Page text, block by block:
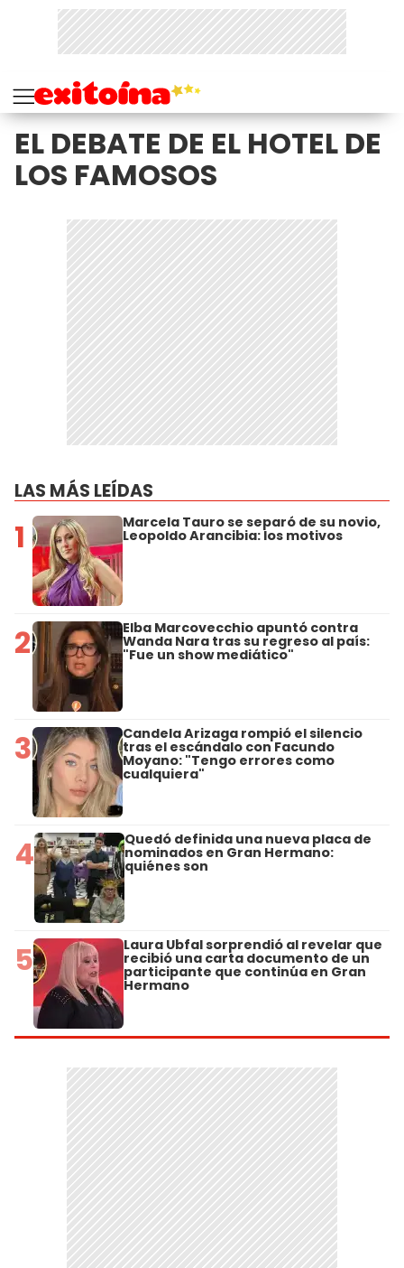
EL DEBATE DE EL HOTEL DE
LOS FAMOSOS
LAS MÁS LEÍDAS
1 Marcela Tauro se separó de su novio,
Leopoldo Arancibia: los motivos
2 Elba Marcovecchio apuntó contra
Wanda Nara tras su regreso al país:
"Fue un show mediático"
3 Candela Arizaga rompió el silencio
tras el escándalo con Facundo
Moyano: "Tengo errores como
cualquiera"
4 Quedó definida una nueva placa de
nominados en Gran Hermano:
quiénes son
5 Laura Ubfal sorprendió al revelar que
recibió una carta documento de un
participante que continúa en Gran
Hermano